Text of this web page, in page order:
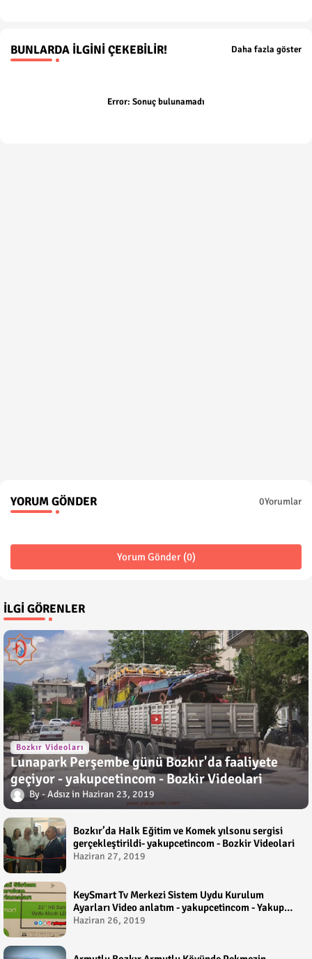
BUNLARDA İLGINI ÇEKEBILIR! Daha fazla göster
Error: Sonuç bulunamadı
YORUM GÖNDER 0Yorumlar
Yorum Gönder (0)
İLGI GÖRENLER
Bozkır Videoları
Lunapark Perşembe günü Bozkır'da faaliyete
geçiyor - yakupcetincom - Bozkir Videolari
Adsız Haziran 23, 2019
Bozkır’da Halk Eğitim ve Komek yılsonu sergisi
gerçekleştirildi- yakupcetincom - Bozkir Videolari
Haziran 27, 2019
KeySmart Tv Merkezi Sistem Uydu Kurulum
Ayarları Video anlatım - yakupcetincom - Yakup
Çetin
Haziran 26, 2019